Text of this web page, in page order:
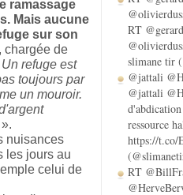
ramassage
Mais aucune
sur son
chargée de
Un refuge est
toujours par
un mouroir.
».
nuisances
les jours au
celui de
RT
slimane tir
@jattali
@jattali
ressource
https://t.co/
RT